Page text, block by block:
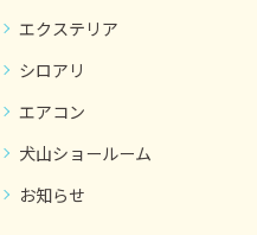
エクステリア
シロアリ
エアコン
犬山ショールーム
お知らせ